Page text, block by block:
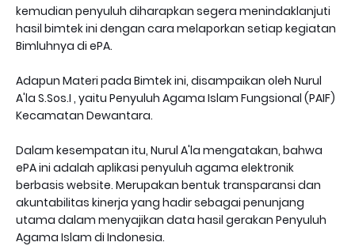
kemudian penyuluh diharapkan segera menindaklanjuti
hasil bimtek ini dengan cara melaporkan setiap kegiatan
Bimluhnya di ePA.
Adapun Materi pada Bimtek ini, disampaikan oleh Nurul
A'la S.Sos.I , yaitu Penyuluh Agama Islam Fungsional (PAIF)
Kecamatan Dewantara.
Dalam kesempatan itu, Nurul A'la mengatakan, bahwa
ePA ini adalah aplikasi penyuluh agama elektronik
berbasis website. Merupakan bentuk transparansi dan
akuntabilitas kinerja yang hadir sebagai penunjang
utama dalam menyajikan data hasil gerakan Penyuluh
Agama Islam di Indonesia.